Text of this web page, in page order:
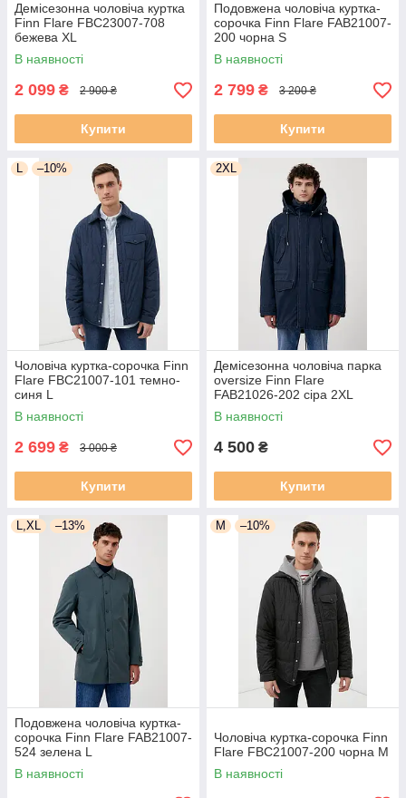
Демісезонна чоловіча куртка
Finn Flare FBC23007-708
бежева XL
В наявності
2 099 ₴ 2 900 ₴
Купити
Подовжена чоловіча куртка-
сорочка Finn Flare FAB21007-
200 чорна S
В наявності
2 799 ₴ 3 200 ₴
Купити
L –10%
Чоловіча куртка-сорочка Finn
Flare FBC21007-101 темно-
синя L
В наявності
2 699 ₴ 3 000 ₴
Купити
2XL
Демісезонна чоловіча парка
oversize Finn Flare
FAB21026-202 сіра 2XL
В наявності
4 500 ₴
Купити
L,XL –13%
Подовжена чоловіча куртка-
сорочка Finn Flare FAB21007-
524 зелена L
В наявності
M –10%
Чоловіча куртка-сорочка Finn
Flare FBC21007-200 чорна M
В наявності